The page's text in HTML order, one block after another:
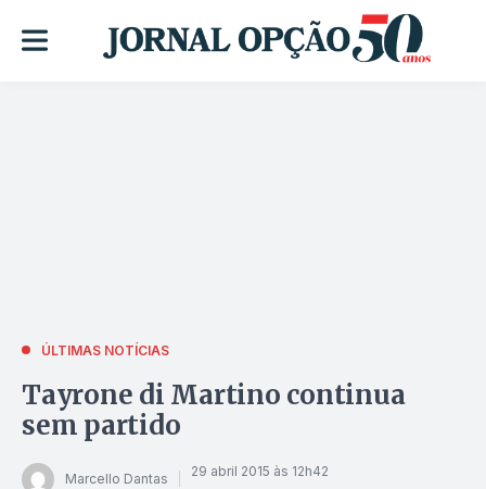
ÚLTIMAS NOTÍCIAS
Tayrone di Martino continua
sem partido
Marcello Dantas 29 abril 2015 às 12h42